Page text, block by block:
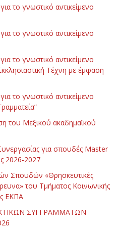
το γνωστικό αντικείμενο
το γνωστικό αντικείμενο
το γνωστικό αντικείμενο
Τέχνη με έμφαση
το γνωστικό αντικείμενο
του Μεξικού ακαδημαϊκού
για σπουδές Master
2026-2027
Σπουδών «Θρησκευτικές
του Τμήματος Κοινωνικής
ΕΚΠΑ
ΣΥΓΓΡΑΜΜΑΤΩΝ